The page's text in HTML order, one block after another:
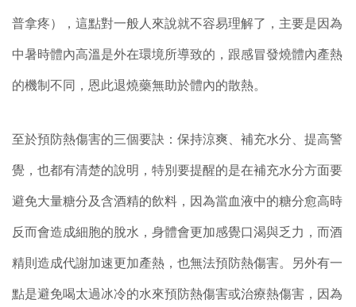
普拿疼），這點對一般人來說就不容易理解了，主要是因為
中暑時體內高溫是外在環境所導致的，跟感冒發燒體內產熱
的機制不同，恩此退燒藥無助於體內的散熱。
至於預防熱傷害的三個要訣：保持涼爽、補充水分、提高警
覺，也都有清楚的說明，特別要提醒的是在補充水分方面要
避免大量糖分及含酒精的飲料，因為當血液中的糖分愈高時
反而會造成細胞的脫水，身體會更加感覺口渴與乏力，而酒
精則造成代謝加速更加產熱，也無法預防熱傷害。另外有一
點是避免喝太過冰冷的水來預防熱傷害或治療熱傷害，因為